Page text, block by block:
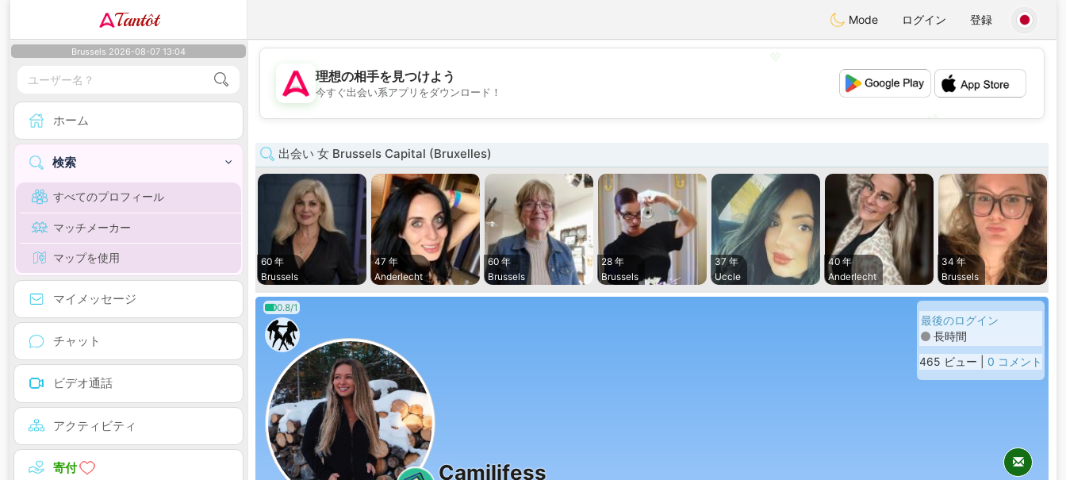
Tantôt Mode ログイン 登録
Brussels 2026-08-07 13:04
ホーム
検索
すべてのプロフィール
マッチメーカー
マップを使用
マイメッセージ
チャット
ビデオ通話
アクティビティ
寄付
💖
💕
理想の相手を見つけよう
今すぐ出会い系アプリをダウンロード！
出会い 女 Brussels Capital (Bruxelles)
60 年
Brussels
47 年
Anderlecht
60 年
Brussels
28 年
Brussels
37 年
Uccle
40 年
Anderlecht
34 年
Brussels
0.8/1
Camiljfess
最後のログイン
長時間
465 ビュー | 0 コメント